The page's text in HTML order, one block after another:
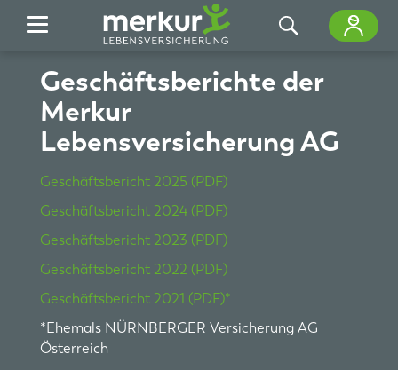
Geschäftsberichte der
Merkur
Lebensversicherung AG
Geschäftsbericht 2025 (PDF)
Geschäftsbericht 2024 (PDF)
Geschäftsbericht 2023 (PDF)
Geschäftsbericht 2022 (PDF)
Geschäftsbericht 2021 (PDF)*
*Ehemals NÜRNBERGER Versicherung AG
Österreich